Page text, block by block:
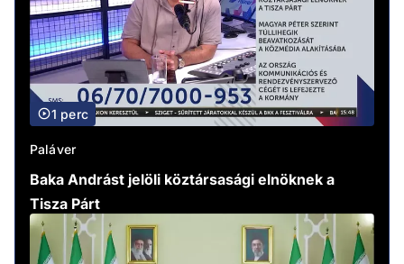
1 perc
Paláver
Baka Andrást jelöli köztársasági elnöknek a
Tisza Párt